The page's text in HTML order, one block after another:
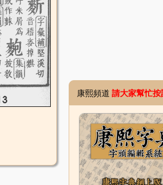
康熙頻道 請大家幫忙按